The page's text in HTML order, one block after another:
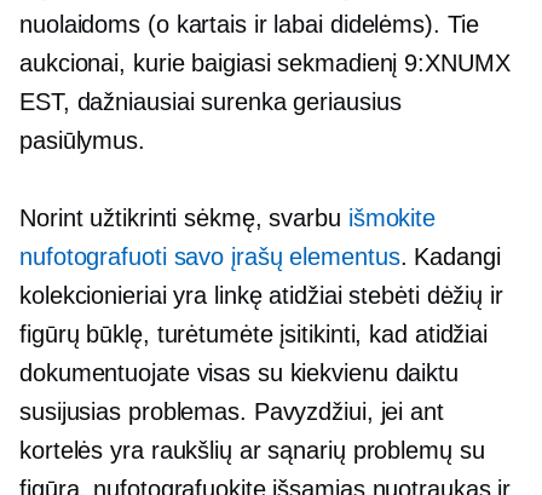
nuolaidoms (o kartais ir labai didelėms). Tie
aukcionai, kurie baigiasi sekmadienį 9:XNUMX
EST, dažniausiai surenka geriausius
pasiūlymus.
Norint užtikrinti sėkmę, svarbu išmokite
nufotografuoti savo įrašų elementus. Kadangi
kolekcionieriai yra linkę atidžiai stebėti dėžių ir
figūrų būklę, turėtumėte įsitikinti, kad atidžiai
dokumentuojate visas su kiekvienu daiktu
susijusias problemas. Pavyzdžiui, jei ant
kortelės yra raukšlių ar sąnarių problemų su
figūra, nufotografuokite išsamias nuotraukas ir